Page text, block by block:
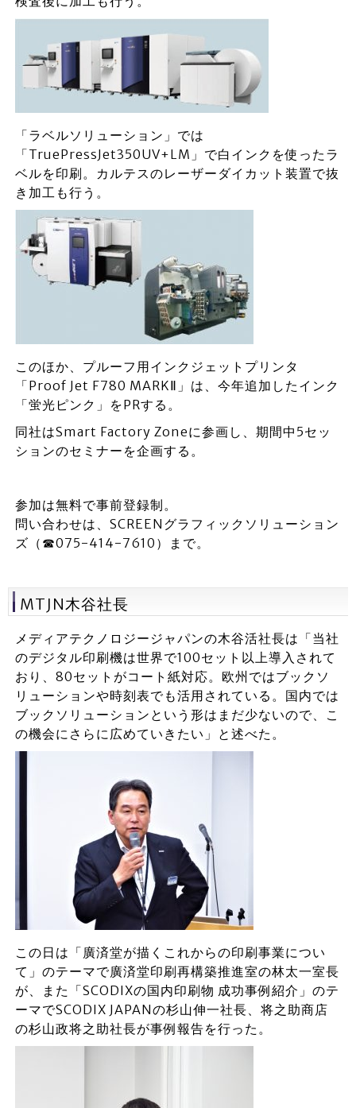
「ラベルソリューション」では
「TruePressJet350UV+LM」で白インクを使ったラ
ベルを印刷。カルテスのレーザーダイカット装置で抜
き加工も行う。
このほか、プルーフ用インクジェットプリンタ
「Proof Jet F780 MARKⅡ」は、今年追加したインク
「蛍光ピンク」をPRする。
同社はSmart Factory Zoneに参画し、期間中5セッ
ションのセミナーを企画する。
参加は無料で事前登録制。
問い合わせは、SCREENグラフィックソリューション
ズ（☎075-414-7610）まで。
MTJN木谷社長
メディアテクノロジージャパンの木谷活社長は「当社
のデジタル印刷機は世界で100セット以上導入されて
おり、80セットがコート紙対応。欧州ではブックソ
リューションや時刻表でも活用されている。国内では
ブックソリューションという形はまだ少ないので、こ
の機会にさらに広めていきたい」と述べた。
この日は「廣済堂が描くこれからの印刷事業につい
て」のテーマで廣済堂印刷再構築推進室の林太一室長
が、また「SCODIXの国内印刷物 成功事例紹介」のテ
ーマでSCODIX JAPANの杉山伸一社長、将之助商店
の杉山政将之助社長が事例報告を行った。